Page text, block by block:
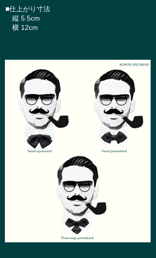
■仕上がり寸法
縦 5.5cm
横 12cm